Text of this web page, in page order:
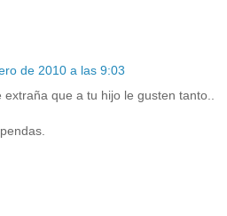
de 2010 a las 9:03
que a tu hijo le gusten tanto..